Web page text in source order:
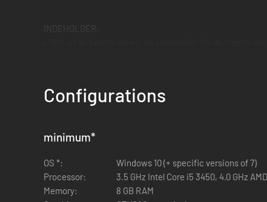
INDEHOLDER:
• Helt nye løb (IndyCar, Oval Racing, rallycross) slutter sig
• Hel døgncyklus med vejrforhold og årstidsforhold i realtid
• Førende i klassen inden for Esport, herunder
Configurations
minimum*
OS *:
Windows 10 (+ specific versions of 7)
Processor:
3.5 GHz Intel Core i5 3450, 4.0 GHz
Memory:
8 GB RAM